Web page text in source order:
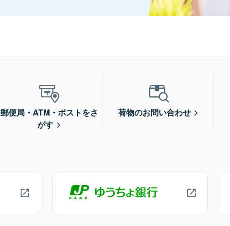
郵便局・ATM・ポストをさ
がす
荷物のお問い合わせ